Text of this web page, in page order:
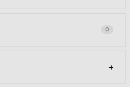
çıkardığınızda, kılıfına
0